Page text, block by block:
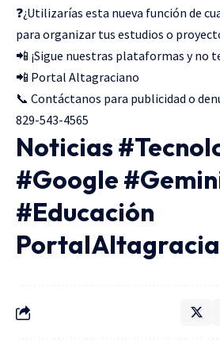
❓¿Utilizarías esta nueva función de
para organizar tus estudios o
📲 ¡Sigue nuestras plataformas y no
📲 Portal Altagraciano
📞 Contáctanos para publicidad o
829-543-4565
Noticias
#Google
#Educación